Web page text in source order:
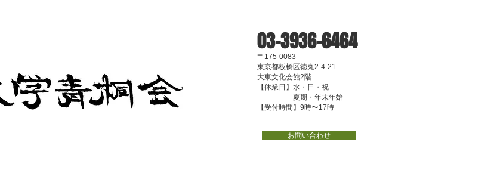
〒175-0083
東京都板橋区徳丸2-4-21
大東文化会館2階
【休業日】水・日・祝
夏期・年末年始
【受付時間】9時〜17時
03-3936-6464
お問い合わせ